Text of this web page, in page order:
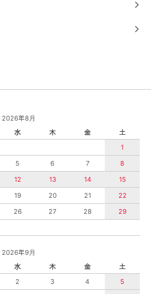
2026年8月
水 木 金
土
1
5 6 7
8
12 13 14
15
19 20 21
22
26 27 28
29
2026年9月
水 木 金
土
2 3 4
5